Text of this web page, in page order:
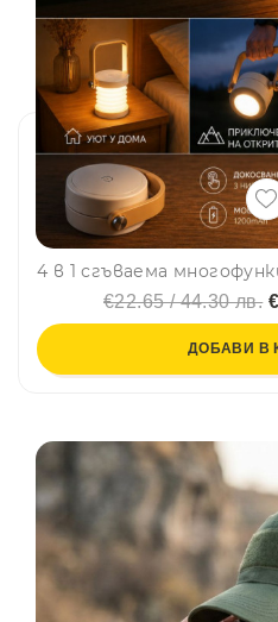
€22.65 / 44.30 лв.
ДОБАВИ В